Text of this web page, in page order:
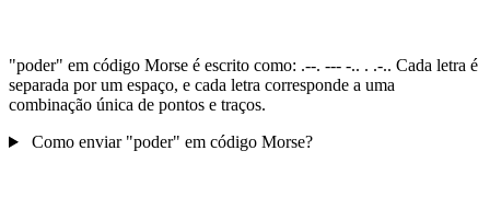
"poder" em código Morse é escrito como: .--. --- -.. . .-.. Cada letra é
separada por um espaço, e cada letra corresponde a uma
combinação única de pontos e traços.
Como enviar "poder" em código Morse?